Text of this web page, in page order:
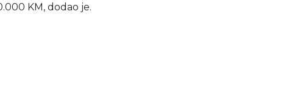
KM, dodao je.